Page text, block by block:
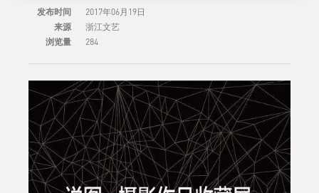
发布时间
2017年06月19日
来源
浙江文艺
浏览量
284